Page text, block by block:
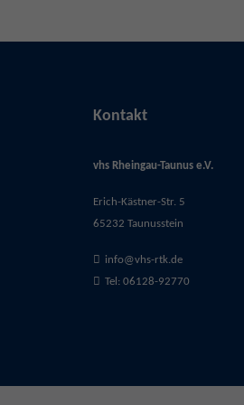
Kontakt
vhs Rheingau-Taunus e.V.
Erich-Kästner-Str. 5
65232 Taunusstein
info@vhs-rtk.de
Tel: 06128-92770